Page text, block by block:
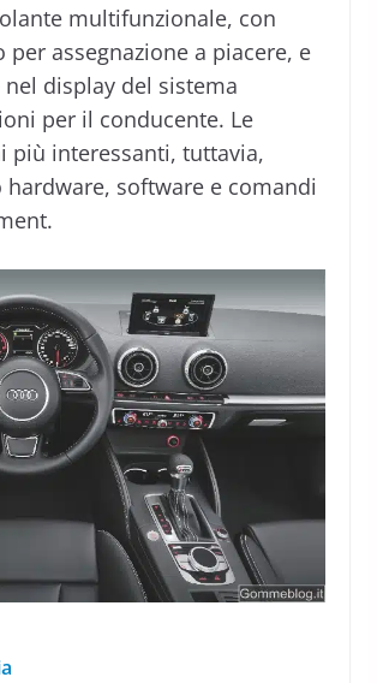
multifunzionale, con
per assegnazione a piacere, e
display del sistema
per il conducente. Le
più interessanti, tuttavia,
hardware, software e comandi